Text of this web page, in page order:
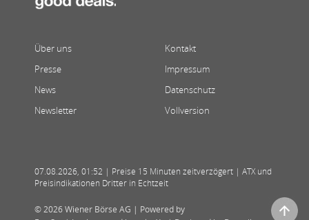
Über uns
Presse
News
Newsletter
Kontakt
Impressum
Datenschutz
Vollversion
07.08.2026, 01:52 | Preise 15 Minuten zeitverzögert | ATX und
Preisindikationen Dritter in Echtzeit
© 2026 Wiener Börse AG | Powered by